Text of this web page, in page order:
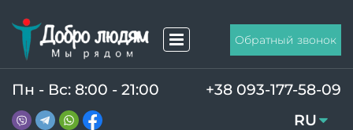
Обратный звонок
Пн - Вс: 8:00 - 21:00
+38 093-177-58-09
RU